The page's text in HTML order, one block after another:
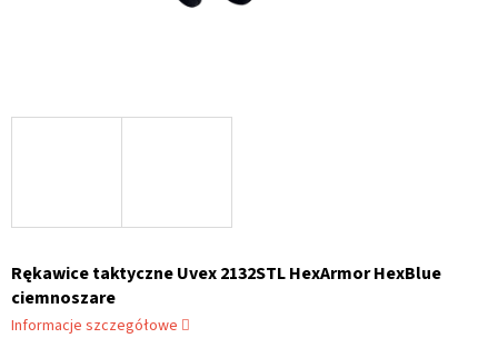
Rękawice taktyczne Uvex 2132STL HexArmor HexBlue
ciemnoszare
Informacje szczegółowe